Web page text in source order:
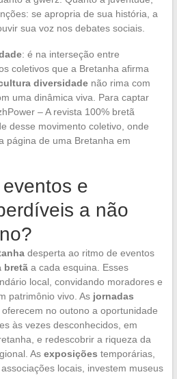
se apropria de sua história, a
sua voz nos debates sociais.
: é na interseção entre
coletivos que a Bretanha afirma
diversidadenão rima com
uma dinâmica viva. Para captar
– A revista 100% bretã
desse movimento coletivo, onde
página de uma Bretanha em
e
a não
desperta ao ritmo de eventos
bretãa cada esquina. Esses
local, convidando moradores e
patrimônio vivo. As jornadas
oferecem no outono a oportunidade
às vezes desconhecidos, em
e redescobrir a riqueza da
As exposições temporárias,
locais, investem museus